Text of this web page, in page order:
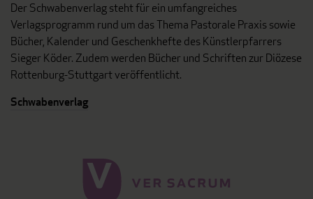
Der Schwabenverlag steht für ein umfangreiches
Verlagsprogramm rund um das Thema Pastorale Praxis sowie
Bücher, Kalender und Geschenkhefte des Künstlerpfarrers
Sieger Köder. Zudem werden Bücher und Schriften zur Diözese
Rottenburg-Stuttgart veröffentlicht.
Schwabenverlag